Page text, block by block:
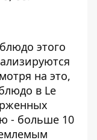
этого
на это,
в Le
- больше 10